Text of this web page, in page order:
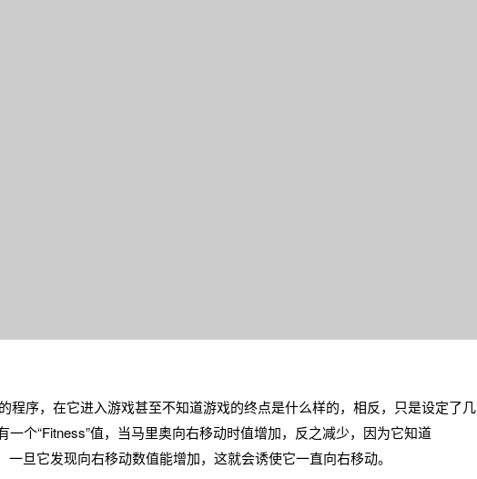
程序，在它进入游戏甚至不知道游戏的终点是什么样的，相反，只是设定了几
一个“Fitness”值，当马里奥向右移动时值增加，反之减少，因为它知道
一旦它发现向右移动数值能增加，这就会诱使它一直向右移动。